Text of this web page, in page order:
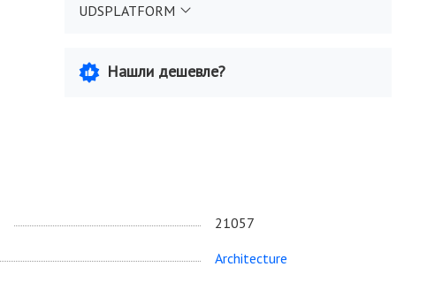
UDSPLATFORM
Нашли дешевле?
21057
Architecture